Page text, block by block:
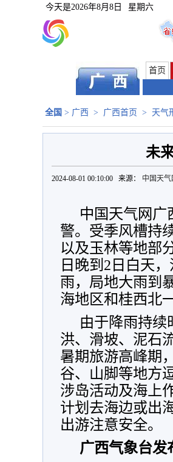
今天是2026年8月8日 星期六
首页
全国 > 广西 > 广西首页 > 天气
未
2024-08-01 00:10:00 来源： 中国天
中国天气网广
警。受季风槽持
以及玉林等地部
日晚到2日白天
雨，局地大雨到
海地区和桂西北
由于降雨持续
洪、滑坡、泥石
暑期旅游高峰期
谷、山脚等地方
涉岛活动及海上
计划去海边或出
出游注意安全。
广西气象台发